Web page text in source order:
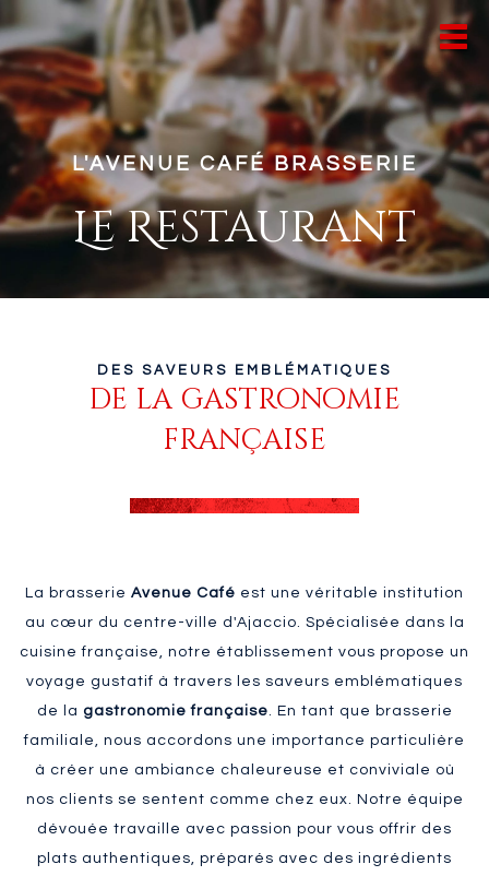
L'AVENUE CAFÉ BRASSERIE
Le Restaurant
DES SAVEURS EMBLÉMATIQUES
de la gastronomie
française
La brasserie Avenue Café est une véritable institution
au cœur du centre-ville d'Ajaccio. Spécialisée dans la
cuisine française, notre établissement vous propose un
voyage gustatif à travers les saveurs emblématiques
de la gastronomie française. En tant que brasserie
familiale, nous accordons une importance particulière
à créer une ambiance chaleureuse et conviviale où
nos clients se sentent comme chez eux. Notre équipe
dévouée travaille avec passion pour vous offrir des
plats authentiques, préparés avec des ingrédients